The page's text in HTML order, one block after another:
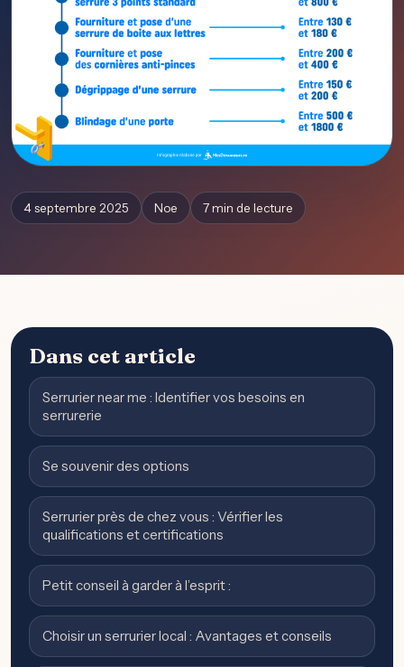
4 septembre 2025 Noe 7 min de lecture
Dans cet article
Serrurier near me : Identifier vos besoins en
serrurerie
Se souvenir des options
Serrurier près de chez vous : Vérifier les
qualifications et certifications
Petit conseil à garder à l’esprit :
Choisir un serrurier local : Avantages et conseils